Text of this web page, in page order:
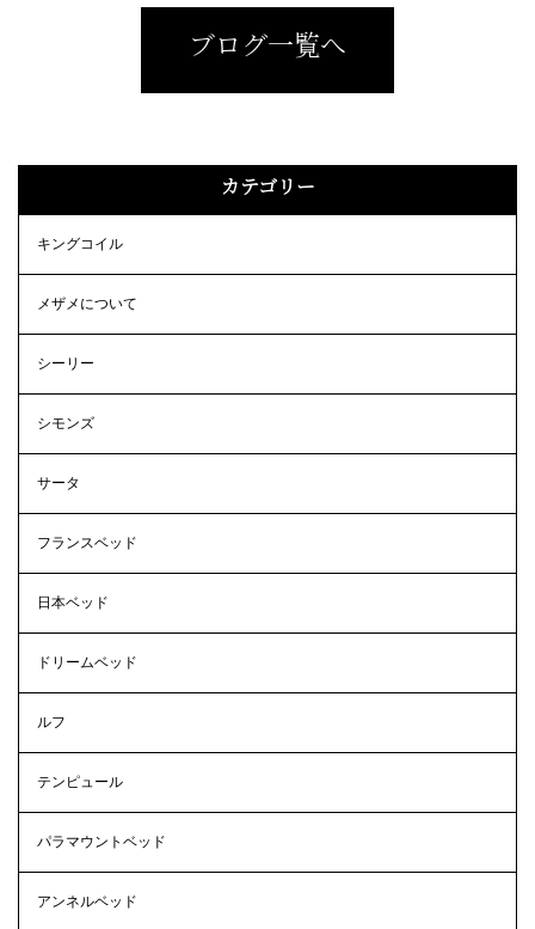
ブログ一覧へ
カテゴリー
キングコイル
メザメについて
シーリー
シモンズ
サータ
フランスベッド
日本ベッド
ドリームベッド
ルフ
テンピュール
パラマウントベッド
アンネルベッド